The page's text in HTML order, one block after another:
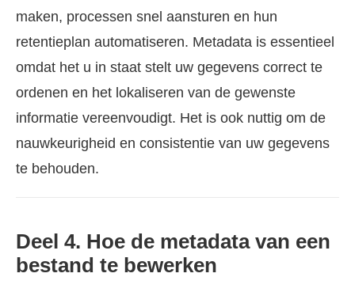
maken, processen snel aansturen en hun
retentieplan automatiseren. Metadata is essentieel
omdat het u in staat stelt uw gegevens correct te
ordenen en het lokaliseren van de gewenste
informatie vereenvoudigt. Het is ook nuttig om de
nauwkeurigheid en consistentie van uw gegevens
te behouden.
Deel 4. Hoe de metadata van een
bestand te bewerken